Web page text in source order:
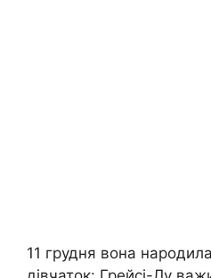
11 грудня вона